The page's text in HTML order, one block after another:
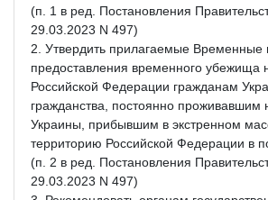
(п. 1 в ред. Постановления
29.03.2023 N 497)
2. Утвердить прилагаемые Временные
предоставления временного убежища
Российской Федерации гражданам
гражданства, постоянно проживавшим
Украины, прибывшим в экстренном
территорию Российской Федерации в
(п. 2 в ред. Постановления
29.03.2023 N 497)